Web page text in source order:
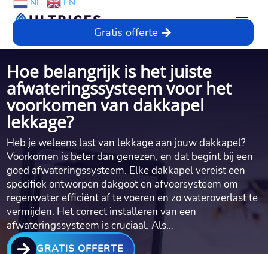
NL EN
Gratis offerte
Hoe belangrijk is het juiste
afwateringssysteem voor het
voorkomen van dakkapel
lekkage?
Heb je weleens last van lekkage aan jouw dakkapel?
Voorkomen is beter dan genezen, en dat begint bij een
goed afwateringssysteem.​ Elke dakkapel vereist een
specifiek ontworpen dakgoot en afvoersysteem om
regenwater efficiënt af te voeren en zo wateroverlast te
vermijden.​ Het correct installeren van een
afwateringssysteem is cruciaal.​ Als…
 GRATIS OFFERTE